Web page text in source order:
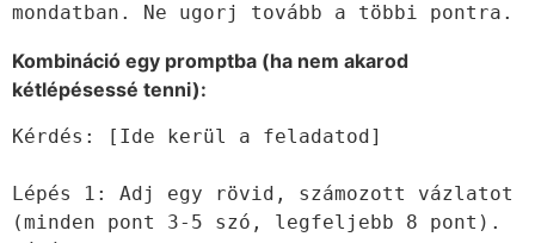
mondatban. Ne ugorj tovább a többi pontra.
Kombináció egy promptba (ha nem akarod
kétlépésessé tenni):
Kérdés: [Ide kerül a feladatod]
Lépés 1: Adj egy rövid, számozott vázlatot
(minden pont 3-5 szó, legfeljebb 8 pont).